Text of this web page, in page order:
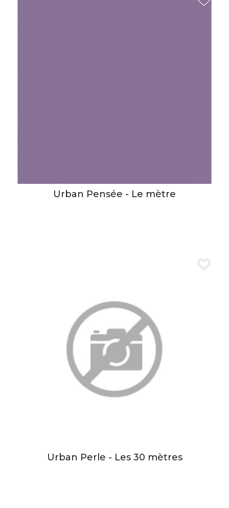
Urban Pensée - Le mètre
Urban Perle - Les 30 mètres